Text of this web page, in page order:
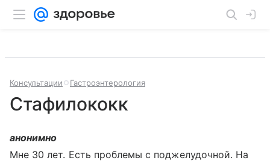
Консультации Гастроэнтерология
Стафилококк
анонимно
Мне 30 лет. Есть проблемы с поджелудочной. На